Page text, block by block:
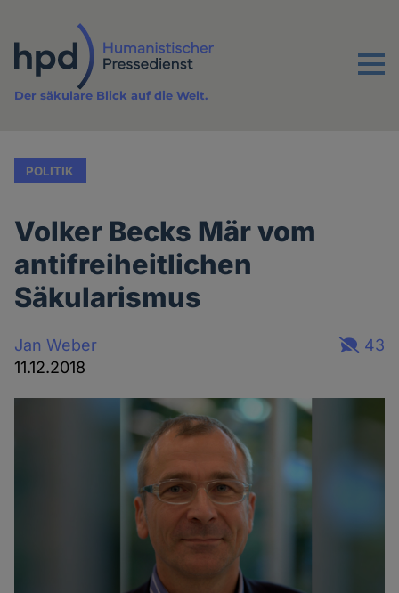
Inhalt
Menu
Der säkulare Blick auf die Welt.
POLITIK
Volker Becks Mär vom
antifreiheitlichen
Säkularismus
Jan Weber
11.12.2018
43